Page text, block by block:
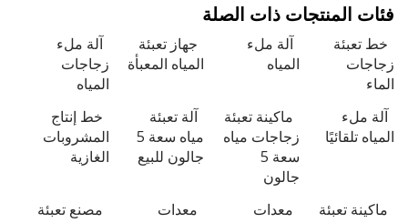
المنتجات ذات الصلة
آلة ملء
جهاز تعبئة
المياه المعبأة
آلة ملء
زجاجات
ملء
تلقائيًا
ماكينة تعبئة
زجاجات مياه
آلة تعبئة
مياه سعة 5
جالون للبيع
خط إنتاج
المشروبات
الغازية
تعبئة
معدات
مصنع تعبئة